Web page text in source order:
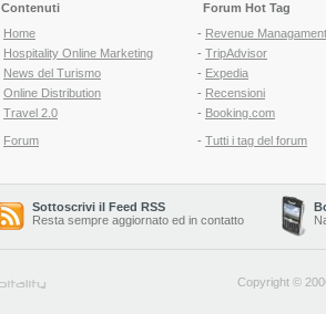
Contenuti
Home
Hospitality Online Marketing
News del Turismo
Online Distribution
Travel 2.0
Forum
Forum Hot Tag
- Revenue Managament
- TripAdvisor
- Expedia
- Recensioni
- Booking.com
- Tutti i tag del forum
Sottoscrivi il Feed RSS
Resta sempre aggiornato ed in contatto
Copyright ©